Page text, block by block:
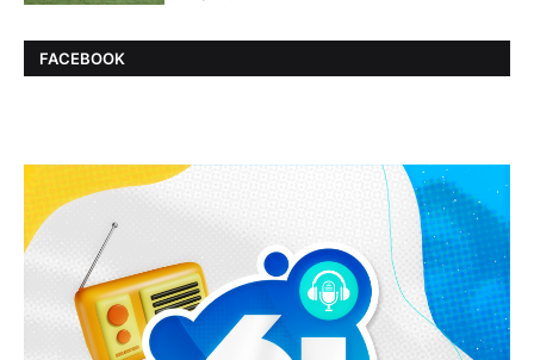
FACEBOOK